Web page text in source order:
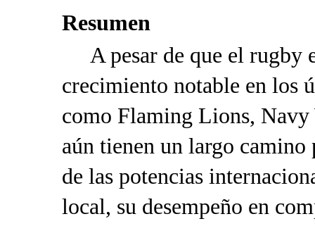
Resumen
A pesar de que el rugby
crecimiento notable en los
como Flaming Lions,
aún tienen un largo
de las potencias
local, su desempeño en